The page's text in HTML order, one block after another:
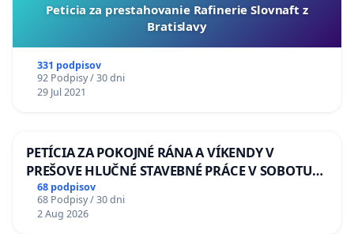
Peticia za prestahovanie Rafinerie Slovnaft z
Bratislavy
331 podpisov
92 Podpisy / 30 dni
29 Jul 2021
PETÍCIA ZA POKOJNÉ RÁNA A VÍKENDY V
PREŠOVE HLUČNÉ STAVEBNÉ PRÁCE V SOBOTU
LEN OD 9.00 DO 13.00 HOD., CEZ PRACOVNÝ
TÝŽDEŇ CIEĽ 8.00 – 18.00 HOD. A PRAVIDELNÁ
KONTROLA STAVBY C-AREA NA
68 podpisov
68 Podpisy / 30 dni
2 Aug 2026